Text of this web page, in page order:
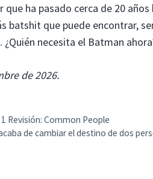
ha pasado cerca de 20
batshit que puede encontrar,
necesita el Batman
de 2026.
Revisión: Common People
de cambiar el destino de dos